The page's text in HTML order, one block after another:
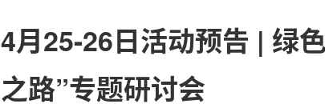
4月25-26日活动预告 | 绿
之路”专题研讨会